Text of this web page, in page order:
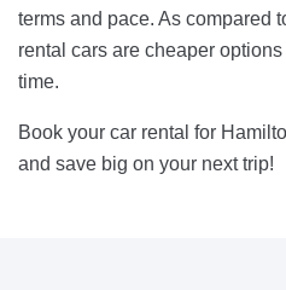
terms and pace. As compared
rental cars are cheaper
time.
Book your car rental for
and save big on your next trip!